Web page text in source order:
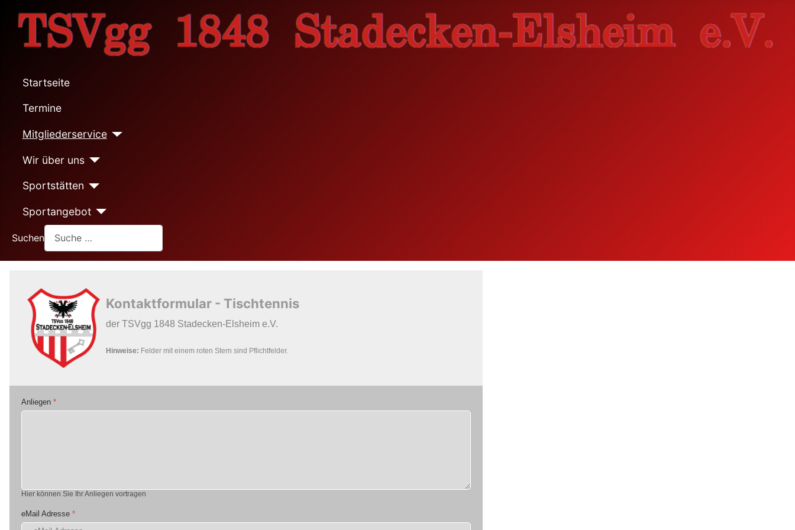
Startseite
Termine
Mitgliederservice
Wir über uns
Sportstätten
Sportangebot
Suchen
Kontaktformular - Tischtennis
der TSVgg 1848 Stadecken-Elsheim e.V.
Hinweise: Felder mit einem roten Stern sind Pflichtfelder.
Anliegen *
Hier können Sie Ihr Anliegen vortragen
eMail Adresse *